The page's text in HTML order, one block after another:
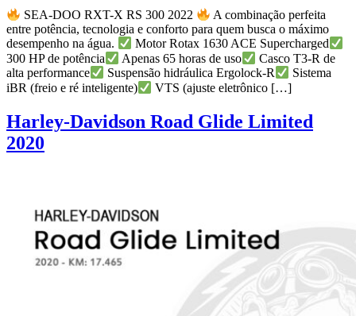
SEA-DOO RXT-X RS 300 2022
A combinação perfeita
entre potência, tecnologia e conforto para quem busca o máximo
desempenho na água.
Motor Rotax 1630 ACE Supercharged
300 HP de potência
Apenas 65 horas de uso
Casco T3-R de
alta performance
Suspensão hidráulica Ergolock-R
Sistema
iBR (freio e ré inteligente)
VTS (ajuste eletrônico […]
Harley-Davidson Road Glide Limited
2020